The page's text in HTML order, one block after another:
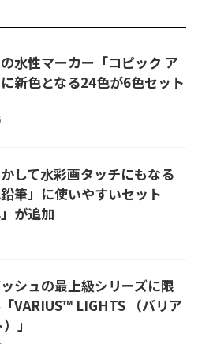
水性マーカー「コピック ア
新色となる24色が6色セット
して水彩画タッチにもなる
鉛筆」に使いやすいセット
」が追加
シュの最上級シリーズに限
VARIUS™ LIGHTS （バリア
」